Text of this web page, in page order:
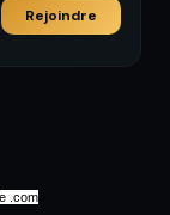
Rejoindre
.com